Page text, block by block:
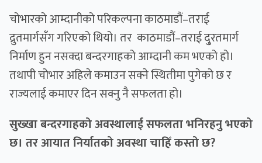
चोभारको आम्दानीको परिकल्पना काठमाडौं–तराई
द्रुतमार्गसँग गरिएको थियो। तर काठमाडौं–तराई दु्रतमार्ग
निर्माण हुन नसक्दा बन्दरगाहको आम्दानी कम भएको हो।
तथापी चोभार अहिले कमाउन सक्ने स्थितीमा पुगेको छ र
राज्यलाई कमाएर दिन सक्नु नै सफलता हो।
सुख्खा बन्दरगाहको अवस्थालाई सफलता भनिरहनु भएको
छ। तर आयात निर्यातको अवस्था चाहिँ कस्तो छ?